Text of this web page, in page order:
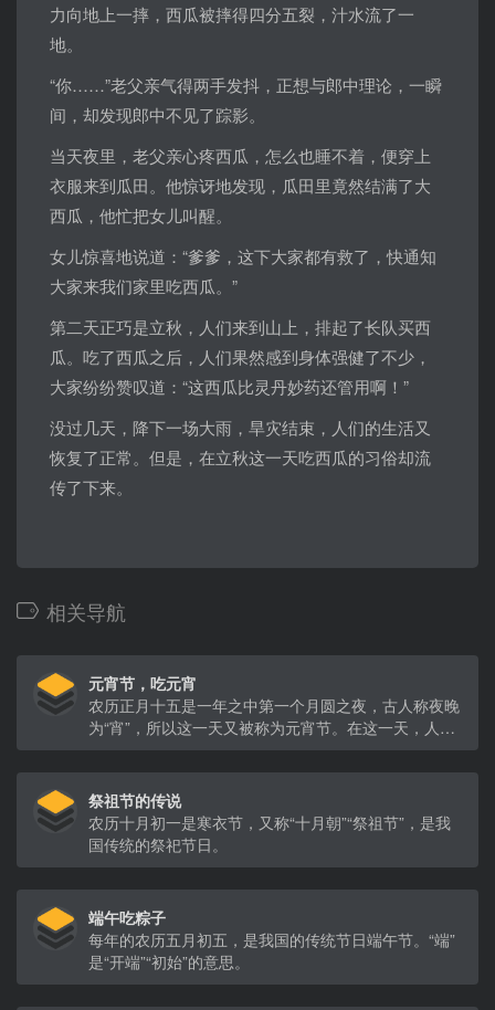
力向地上一摔，西瓜被摔得四分五裂，汁水流了一
地。
“你……”老父亲气得两手发抖，正想与郎中理论，一瞬
间，却发现郎中不见了踪影。
当天夜里，老父亲心疼西瓜，怎么也睡不着，便穿上
衣服来到瓜田。他惊讶地发现，瓜田里竟然结满了大
西瓜，他忙把女儿叫醒。
女儿惊喜地说道：“爹爹，这下大家都有救了，快通知
大家来我们家里吃西瓜。”
第二天正巧是立秋，人们来到山上，排起了长队买西
瓜。吃了西瓜之后，人们果然感到身体强健了不少，
大家纷纷赞叹道：“这西瓜比灵丹妙药还管用啊！”
没过几天，降下一场大雨，旱灾结束，人们的生活又
恢复了正常。但是，在立秋这一天吃西瓜的习俗却流
传了下来。
相关导航
元宵节，吃元宵
农历正月十五是一年之中第一个月圆之夜，古人称夜晚
为“宵”，所以这一天又被称为元宵节。在这一天，人们
会结伴出门，上街游玩，庆祝大地回春，祝福亲友在新
的一年喜乐安康。
祭祖节的传说
农历十月初一是寒衣节，又称“十月朝”“祭祖节”，是我
国传统的祭祀节日。
端午吃粽子
每年的农历五月初五，是我国的传统节日端午节。“端”
是“开端”“初始”的意思。